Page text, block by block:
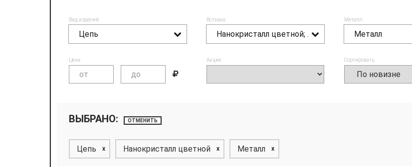
Вид изделий:
Цепь
Вставка:
Нанокристалл цветной;
Металл:
Металл
Цена: Акция: Сортировать:
ВЫБРАНО: ОТМЕНИТЬ
Цепь x Нанокристалл цветной x Металл x